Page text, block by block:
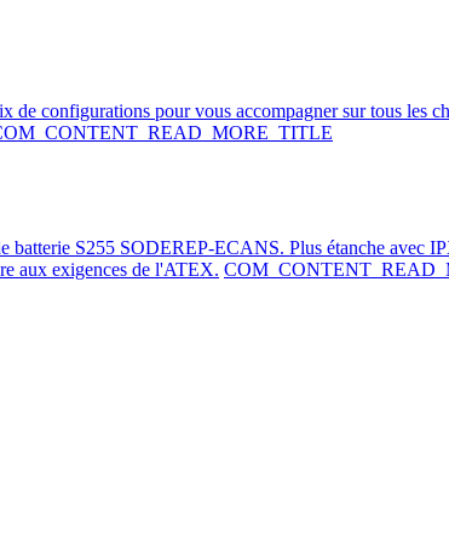
configurations pour vous accompagner sur tous les
batterie S255 SODEREP-ECANS. Plus étanche avec
aux exigences de l'ATEX.